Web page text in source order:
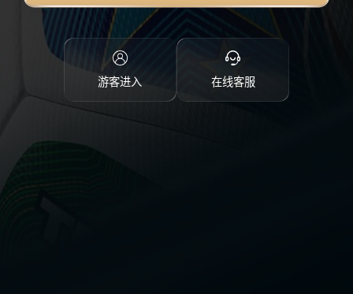
游客进入 在线客服